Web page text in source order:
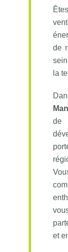
de
la
et